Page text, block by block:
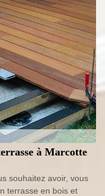
à Marcotte
souhaitez avoir, vous
terrasse en bois et